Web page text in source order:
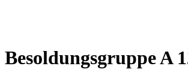
Besoldungsgruppe A